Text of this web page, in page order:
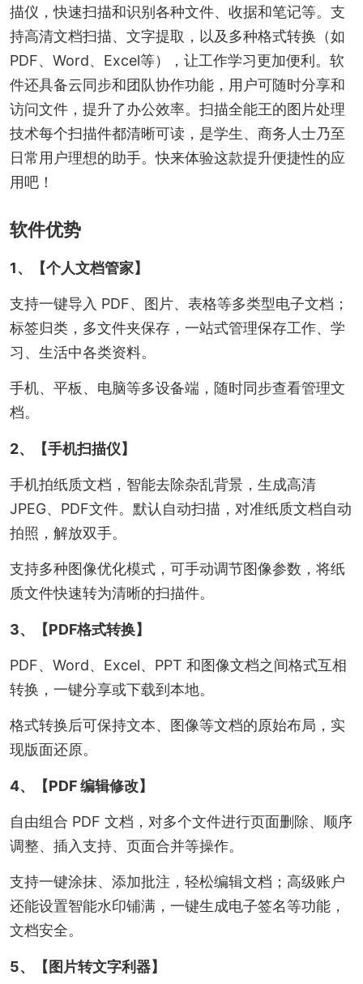
描仪，快速扫描和识别各种文件、收据和笔记等。支
持高清文档扫描、文字提取，以及多种格式转换（如
PDF、Word、Excel等），让工作学习更加便利。软
件还具备云同步和团队协作功能，用户可随时分享和
访问文件，提升了办公效率。扫描全能王的图片处理
技术每个扫描件都清晰可读，是学生、商务人士乃至
日常用户理想的助手。快来体验这款提升便捷性的应
用吧！
软件优势
1、【个人文档管家】
支持一键导入 PDF、图片、表格等多类型电子文档；
标签归类，多文件夹保存，一站式管理保存工作、学
习、生活中各类资料。
手机、平板、电脑等多设备端，随时同步查看管理文
档。
2、【手机扫描仪】
手机拍纸质文档，智能去除杂乱背景，生成高清
JPEG、PDF文件。默认自动扫描，对准纸质文档自动
拍照，解放双手。
支持多种图像优化模式，可手动调节图像参数，将纸
质文件快速转为清晰的扫描件。
3、【PDF格式转换】
PDF、Word、Excel、PPT 和图像文档之间格式互相
转换，一键分享或下载到本地。
格式转换后可保持文本、图像等文档的原始布局，实
现版面还原。
4、【PDF 编辑修改】
自由组合 PDF 文档，对多个文件进行页面删除、顺序
调整、插入支持、页面合并等操作。
支持一键涂抹、添加批注，轻松编辑文档；高级账户
还能设置智能水印铺满，一键生成电子签名等功能，
文档安全。
5、【图片转文字利器】